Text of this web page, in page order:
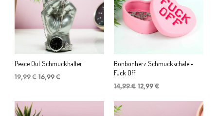
Peace Out Schmuckhalter
19,99€ Ursprünglicher
19,99 €
16,99 €
16,99 €.
Bonbonherz Schmuckschale -
Fuck Off
14,99€ Ursprünglicher
war:
12,99 €
ist: